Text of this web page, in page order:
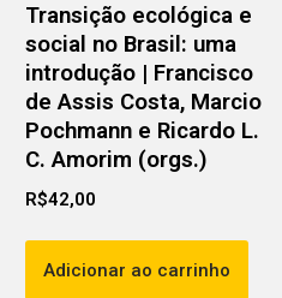
Transição ecológica e
social no Brasil: uma
introdução | Francisco
de Assis Costa, Marcio
Pochmann e Ricardo L.
C. Amorim (orgs.)
R$42,00
Adicionar ao carrinho